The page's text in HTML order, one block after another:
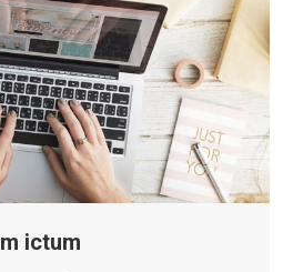
ictum